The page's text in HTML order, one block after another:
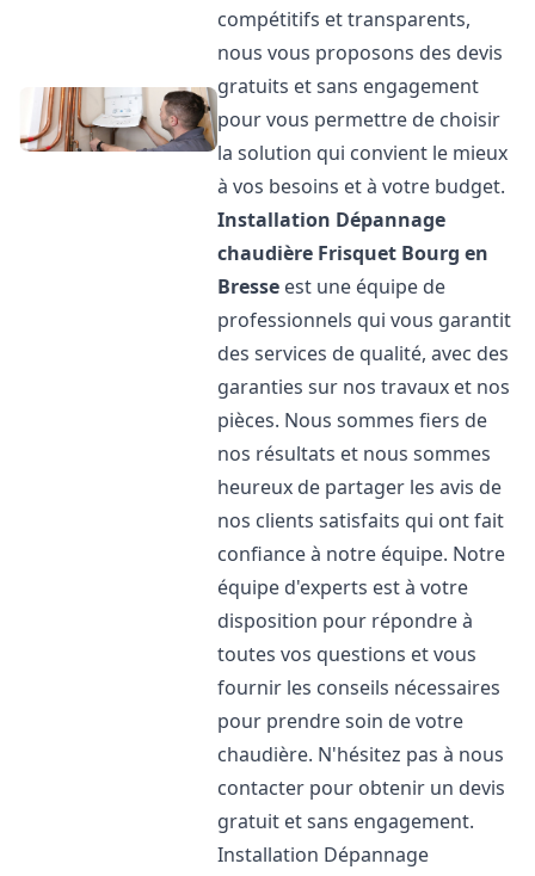
compétitifs et transparents,
nous vous proposons des devis
gratuits et sans engagement
pour vous permettre de choisir
la solution qui convient le mieux
à vos besoins et à votre budget.
Installation Dépannage
chaudière Frisquet Bourg en
Bresse est une équipe de
professionnels qui vous garantit
des services de qualité, avec des
garanties sur nos travaux et nos
pièces. Nous sommes fiers de
nos résultats et nous sommes
heureux de partager les avis de
nos clients satisfaits qui ont fait
confiance à notre équipe. Notre
équipe d'experts est à votre
disposition pour répondre à
toutes vos questions et vous
fournir les conseils nécessaires
pour prendre soin de votre
chaudière. N'hésitez pas à nous
contacter pour obtenir un devis
gratuit et sans engagement.
Installation Dépannage